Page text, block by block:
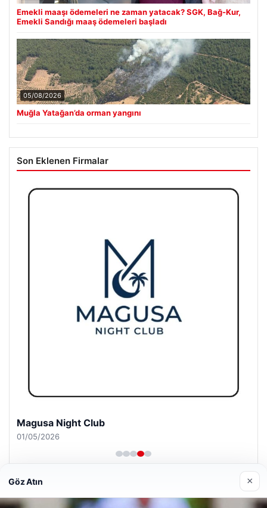
Emekli maaşı ödemeleri ne zaman yatacak? SGK, Bağ-Kur,
Emekli Sandığı maaş ödemeleri başladı
05/08/2026
Muğla Yatağan’da orman yangını
Son Eklenen Firmalar
Girne Night Club
01/05/2026
Göz Atın ×